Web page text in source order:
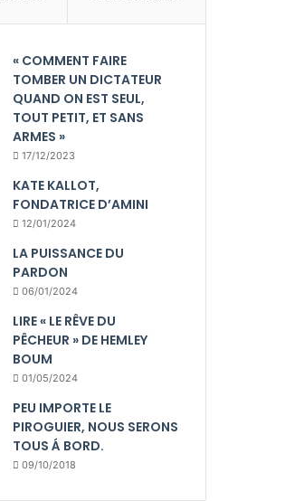
« COMMENT FAIRE
TOMBER UN DICTATEUR
QUAND ON EST SEUL,
TOUT PETIT, ET SANS
ARMES »
17/12/2023
KATE KALLOT,
FONDATRICE D’AMINI
12/01/2024
LA PUISSANCE DU
PARDON
06/01/2024
LIRE « LE RÊVE DU
PÊCHEUR » DE HEMLEY
BOUM
01/05/2024
PEU IMPORTE LE
PIROGUIER, NOUS SERONS
TOUS Á BORD.
09/10/2018